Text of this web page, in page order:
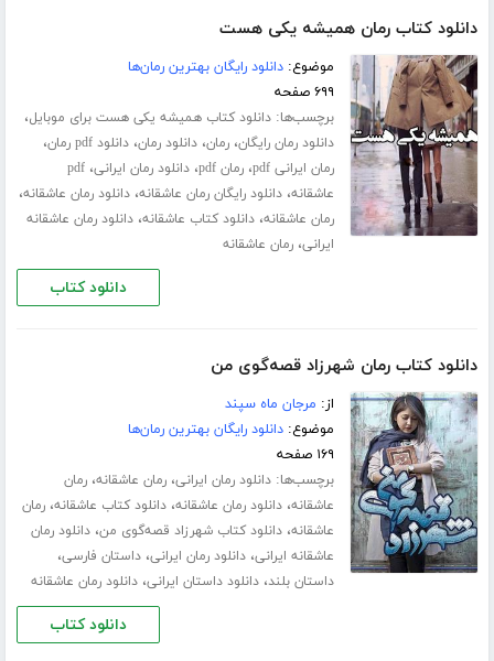
دانلود کتاب رمان همیشه یکی هست
موضوع:دانلود رایگان بهترین رمان‌ها
۶۹۹ صفحه
برچسب‌ها:دانلود کتاب همیشه یکی هست برای موبایل،
دانلود رمان رایگان،رمان،دانلود رمان،دانلود pdf رمان ،
رمان ایرانی pdf ،رمان pdf ،دانلود رمان ایرانی،pdf
عاشقانه،دانلود رایگان رمان عاشقانه،دانلود رمان عاشقانه،
رمان عاشقانه،دانلود کتاب عاشقانه،دانلود رمان عاشقانه
ایرانی،رمان عاشقانه
دانلود کتاب
دانلود کتاب رمان شهرزاد قصه‌گوی من
از: مرجان ماه سپند
موضوع:دانلود رایگان بهترین رمان‌ها
۱۶۹ صفحه
برچسب‌ها:دانلود رمان ایرانی،رمان عاشقانه،رمان
عاشقانه،دانلود رمان عاشقانه،دانلود کتاب عاشقانه،رمان
عاشقانه،دانلود کتاب شهرزاد قصه‌گوی من،دانلود رمان
عاشقانه ایرانی،دانلود رمان ایرانی،داستان فارسی،
داستان بلند،دانلود داستان ایرانی،دانلود رمان عاشقانه
دانلود کتاب